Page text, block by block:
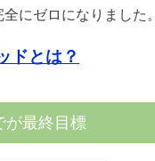
にゼロ になりました。
ドとは？
が最終目標